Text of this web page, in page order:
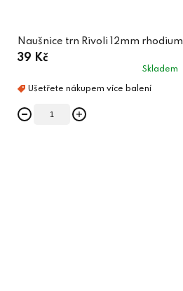
Naušnice trn Rivoli 12mm rhodium
39 Kč
Skladem